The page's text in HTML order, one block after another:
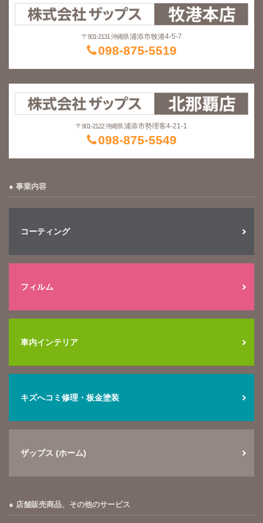
〒901-2131 沖縄県 浦添市牧港4-5-7
098-875-5519
〒901-2122 沖縄県浦添市勢理客4-21-1
098-875-5549
事業内容
コーティング
フィルム
車内インテリア
キズへコミ修理・板金塗装
ザップス (ホーム)
店舗販売商品、その他のサービス